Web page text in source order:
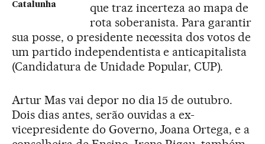
Catalunha
que traz incerteza ao mapa de
rota soberanista. Para garantir
sua posse, o presidente necessita dos votos de
um partido independentista e anticapitalista
(Candidatura de Unidade Popular, CUP).
Artur Mas vai depor no dia 15 de outubro.
Dois dias antes, serão ouvidas a ex-
vicepresidente do Governo, Joana Ortega, e a